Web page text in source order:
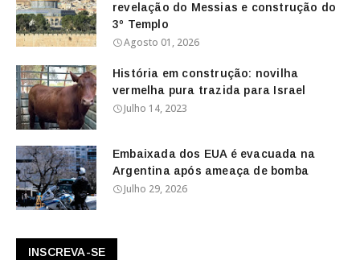
revelação do Messias e construção do
3º Templo
Agosto 01, 2026
História em construção: novilha
vermelha pura trazida para Israel
Julho 14, 2023
Embaixada dos EUA é evacuada na
Argentina após ameaça de bomba
Julho 29, 2026
INSCREVA-SE